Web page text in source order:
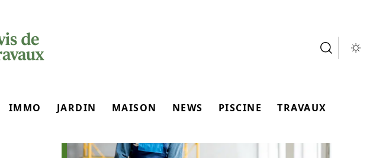
IMMO JARDIN MAISON NEWS PISCINE TRAVAUX